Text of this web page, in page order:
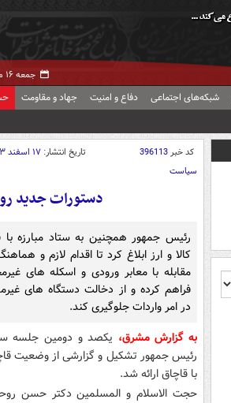
جمعه ۱۶ مرداد ۱۴۰۵ -
شبکه‌های اجتماعی دفاع و امنیت جهاد و مقاومت
کد خبر396113 تاریخ انتشار: ۱۷ اسفند ۱۳۹۳ - ۲۰:۱۶
سیاست
دستورات جدید
رئیس جمهور همچنین به ستاد مبارزه با
کالا و ارز ابلاغ کرد تا اقدام لازم و
مقابله با معابر ورودی و اسکله های
فراهم کرده و از دخالت دستگاه های
در امر واردات جلوگیری کند.
به گزارش مشرق، یکصد و دومین جلسه
رئیس جمهور تشکیل و گزارشی از وضعیت
با قاچاق ارائه شد.
حجت الاسلام و المسلمین دکتر حسن